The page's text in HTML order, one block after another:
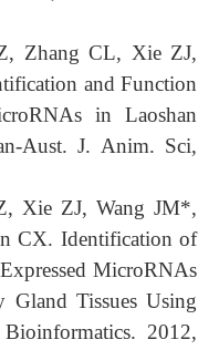
Zhang CL, Xie ZJ,
and Function
in Laoshan
Aust. J. Anim. Sci,
Xie ZJ, Wang JM*,
CX. Identification of
MicroRNAs
Tissues Using
2012,